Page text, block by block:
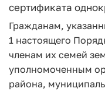
сертификата
Гражданам,
1 настоящего
членам их семей
уполномоченным
района,